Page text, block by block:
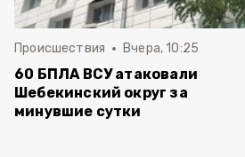
Происшествия Вчера, 10:25
60 БПЛА ВСУ атаковали
Шебекинский округ за
минувшие сутки